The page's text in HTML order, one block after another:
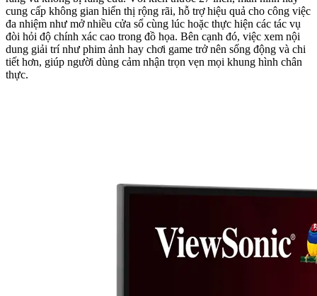
cung cấp không gian hiển thị rộng rãi, hỗ trợ hiệu quả cho công việc
đa nhiệm như mở nhiều cửa sổ cùng lúc hoặc thực hiện các tác vụ
đòi hỏi độ chính xác cao trong đồ họa. Bên cạnh đó, việc xem nội
dung giải trí như phim ảnh hay chơi game trở nên sống động và chi
tiết hơn, giúp người dùng cảm nhận trọn vẹn mọi khung hình chân
thực.